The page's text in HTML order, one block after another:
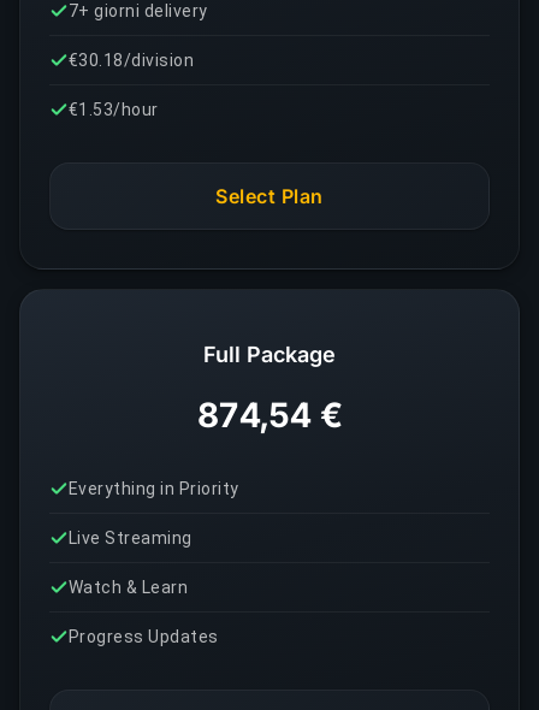
7+ giorni delivery
€30.18/division
€1.53/hour
Select Plan
Full Package
874,54 €
Everything in Priority
Live Streaming
Watch & Learn
Progress Updates